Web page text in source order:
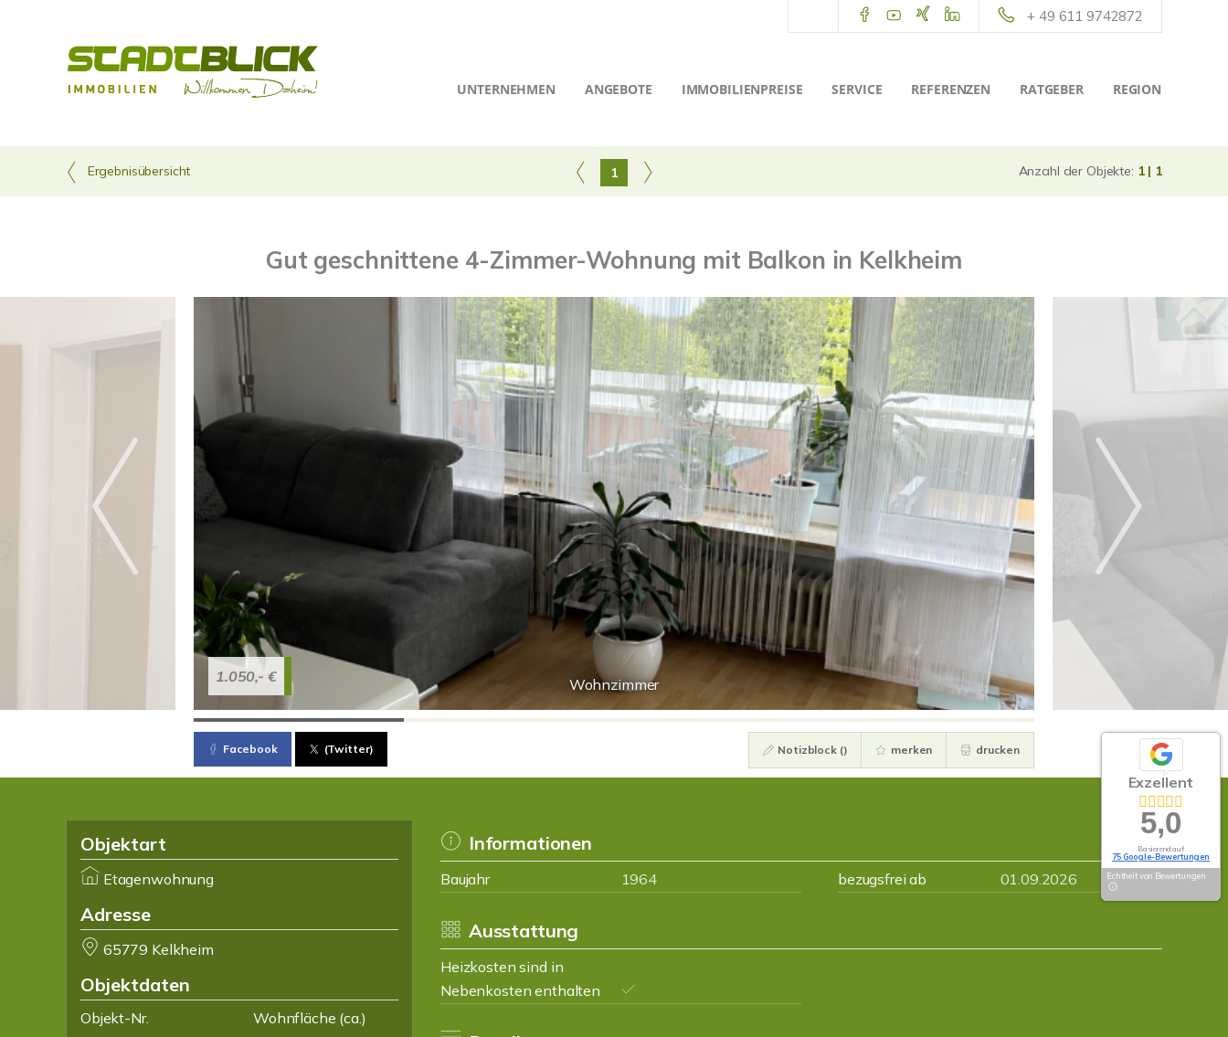
+ 49 611 9742872
UNTERNEHMEN ANGEBOTE IMMOBILIENPREISE SERVICE REFERENZEN RATGEBER REGION
Ergebnisübersicht 1 Anzahl der Objekte: 1 | 1
Gut geschnittene 4-Zimmer-Wohnung mit Balkon in Kelkheim
Wohnzimmer
1.050,- €
Facebook (Twitter) Notizblock () merken drucken
Objektart
Etagenwohnung
Adresse
65779 Kelkheim
Objektdaten
Objekt-Nr.
Wohnfläche (ca.)
Informationen
Baujahr 1964 bezugsfrei ab 01.09.2026
Ausstattung
Heizkosten sind in
Nebenkosten enthalten
Exzellent
5,0
Basierend auf
75 Google-Bewertungen
Echtheit von Bewertungen